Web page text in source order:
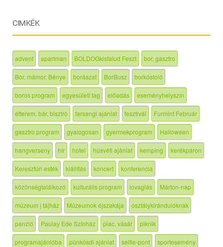
CIMKÉK
advent apartman BOLDOGkisfalud Feszt bor, gasztro
Bor, mámor, Bénye borászat BorBusz borkóstoló
boros program egyesületi tag előadás eseményhelyszín
étterem, bár, bisztró farsangi ajánlat fesztivál Furmint Február
gasztro program gyalogosan gyermekprogram Halloween
hangverseny hír hotel húsvéti ajánlat kemping kerékpáron
Keresztúri esték kiállítás koncert konferencia
közönségtalálkozó kulturális program lovaglás Márton-nap
múzeum | tájház Múzeumok éjszakája osztálykirándulóknak
panzió Paulay Ede Színház piac, vásár piknik
programajánlóba pünkösdi ajánlat selfie-pont sportesemény